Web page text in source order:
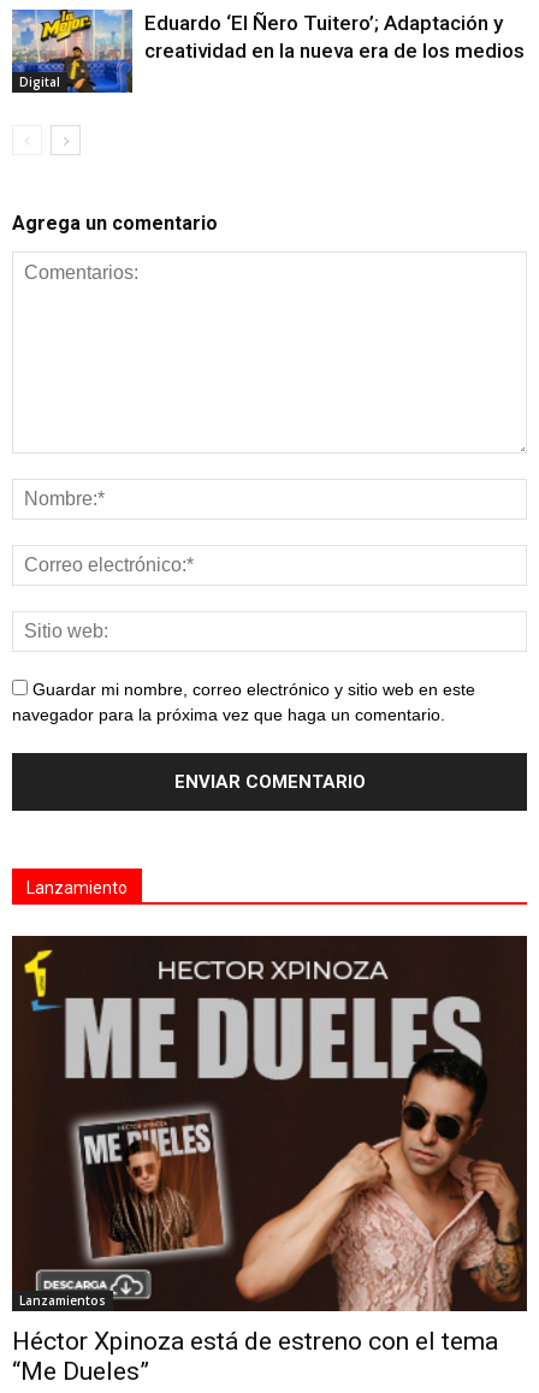
Digital
Eduardo ‘El Ñero Tuitero’; Adaptación y
creatividad en la nueva era de los medios
Agrega un comentario
Guardar mi nombre, correo electrónico y sitio web en este
navegador para la próxima vez que haga un comentario.
Lanzamiento
Lanzamientos
Héctor Xpinoza está de estreno con el tema
“Me Dueles”